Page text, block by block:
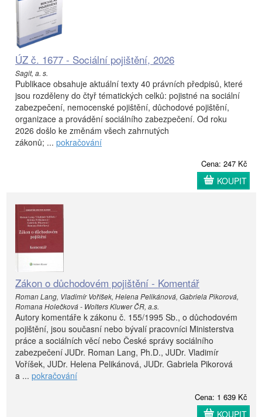
ÚZ č. 1677 - Sociální pojištění, 2026
Sagit, a. s.
Publikace obsahuje aktuální texty 40 právních předpisů, které
jsou rozděleny do čtyř tématických celků: pojistné na sociální
zabezpečení, nemocenské pojištění, důchodové pojištění,
organizace a provádění sociálního zabezpečení. Od roku
2026 došlo ke změnám všech zahrnutých
zákonů; ... pokračování
Cena: 247 Kč
KOUPIT
Zákon o důchodovém pojištění - Komentář
Roman Lang, Vladimír Voříšek, Helena Pelikánová, Gabriela Pikorová,
Romana Holečková - Wolters Kluwer ČR, a.s.
Autory komentáře k zákonu č. 155/1995 Sb., o důchodovém
pojištění, jsou současní nebo bývalí pracovníci Ministerstva
práce a sociálních věcí nebo České správy sociálního
zabezpečení JUDr. Roman Lang, Ph.D., JUDr. Vladimír
Voříšek, JUDr. Helena Pelikánová, JUDr. Gabriela Pikorová
a ... pokračování
Cena: 1 639 Kč
KOUPIT